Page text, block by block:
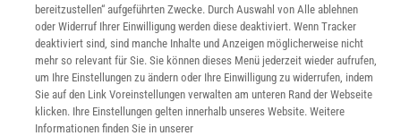
KielSCN
Wissenschaft in die Schulen
SciLogs
Uns finden Sie auch hier:
bereitzustellen“ aufgeführten Zwecke. Durch Auswahl von Alle ablehnen
oder Widerruf Ihrer Einwilligung werden diese deaktiviert. Wenn Tracker
deaktiviert sind, sind manche Inhalte und Anzeigen möglicherweise nicht
mehr so relevant für Sie. Sie können dieses Menü jederzeit wieder aufrufen,
um Ihre Einstellungen zu ändern oder Ihre Einwilligung zu widerrufen, indem
Sie auf den Link Voreinstellungen verwalten am unteren Rand der Webseite
klicken. Ihre Einstellungen gelten innerhalb unseres Website. Weitere
Informationen finden Sie in unserer